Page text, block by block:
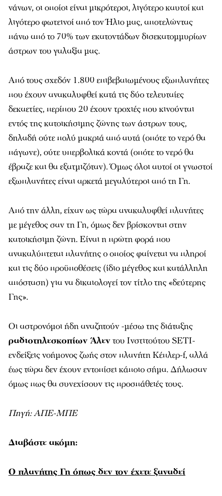
νάνων, οι οποίοι είναι μικρότεροι, λιγότερο καυτοί και
λιγότερο φωτεινοί από τον Ήλιο μας, αποτελώντας
πάνω από το 70% των εκατοντάδων δισεκατομμυρίων
άστρων του γαλαξία μας.
Από τους σχεδόν 1.800 επιβεβαιωμένους εξωπλανήτες
που έχουν ανακαλυφθεί κατά τις δύο τελευταίες
δεκαετίες, περίπου 20 έχουν τροχιές που κινούνται
εντός της κατοικήσιμης ζώνης των άστρων τους,
δηλαδή ούτε πολύ μακριά από αυτά (οπότε το νερό θα
πάγωνε), ούτε υπερβολικά κοντά (οπότε το νερό θα
έβραζε και θα εξατμιζόταν). Όμως όλοι αυτοί οι γνωστοί
εξωπλανήτες είναι αρκετά μεγαλύτεροι από τη Γη.
Από την άλλη, είχαν ως τώρα ανακαλυφθεί πλανήτες
με μέγεθος σαν τη Γη, όμως δεν βρίσκονται στην
κατοικήσιμη ζώνη. Είναι η πρώτη φορά που
ανακαλύπτεται πλανήτης ο οποίος φαίνεται να πληροί
και τις δύο προϋποθέσεις (ίδιο μέγεθος και κατάλληλη
απόσταση) για να δικαιολογεί τον τίτλο της «δεύτερης
Γης».
Οι αστρονόμοι ήδη αναζητούν -μέσω της διάταξης
ραδιοτηλεσκοπίων Άλεντου Ινστιτούτου SETI-
ενδείξεις νοήμονος ζωής στον πλανήτη Κέπλερ-f, αλλά
έως τώρα δεν έχουν εντοπίσει κάποιο σήμα. Δήλωσαν
όμως πως θα συνεχίσουν τις προσπάθειές τους.
Πηγή: ΑΠΕ-ΜΠΕ
Διαβάστε ακόμη:
Ο πλανήτης Γη όπως δεν τον έχετε ξαναδεί